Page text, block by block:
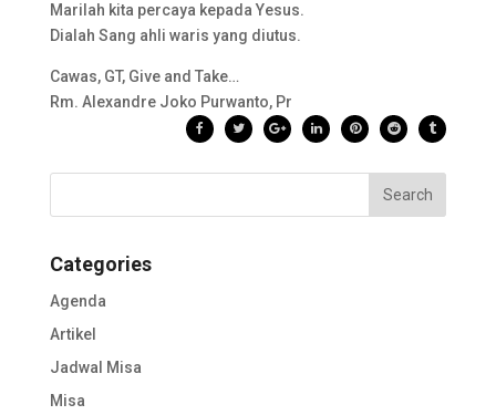
Marilah kita percaya kepada Yesus.
Dialah Sang ahli waris yang diutus.
Cawas, GT, Give and Take…
Rm. Alexandre Joko Purwanto, Pr
Categories
Agenda
Artikel
Jadwal Misa
Misa